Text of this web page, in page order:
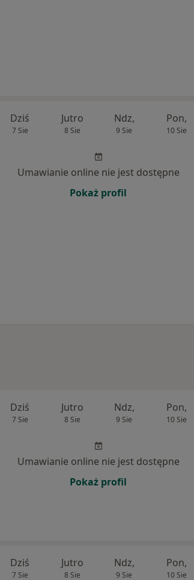
Dziś
7 Sie
Jutro
8 Sie
Ndz,
9 Sie
Pon,
10 Sie
Umawianie online nie jest dostępne
Pokaż profil
Dziś
7 Sie
Jutro
8 Sie
Ndz,
9 Sie
Pon,
10 Sie
Umawianie online nie jest dostępne
Pokaż profil
Dziś
7 Sie
Jutro
8 Sie
Ndz,
9 Sie
Pon,
10 Sie